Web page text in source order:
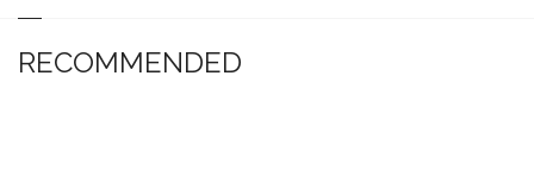
RECOMMENDED